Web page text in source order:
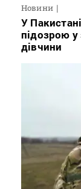
Новини
У
підозрою у
дівчини